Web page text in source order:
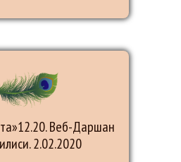
Веб-Даршан
2.02.2020